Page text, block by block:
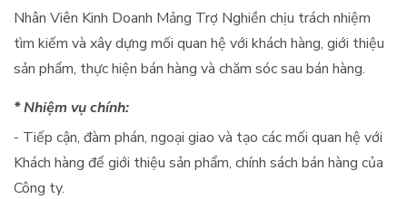
Nhân Viên Kinh Doanh Mảng Trợ Nghiền chịu trách nhiệm
tìm kiếm và xây dựng mối quan hệ với khách hàng, giới thiệu
sản phẩm, thực hiện bán hàng và chăm sóc sau bán hàng.
* Nhiệm vụ chính:
- Tiếp cận, đàm phán, ngoại giao và tạo các mối quan hệ với
Khách hàng để giới thiệu sản phẩm, chính sách bán hàng của
Công ty.